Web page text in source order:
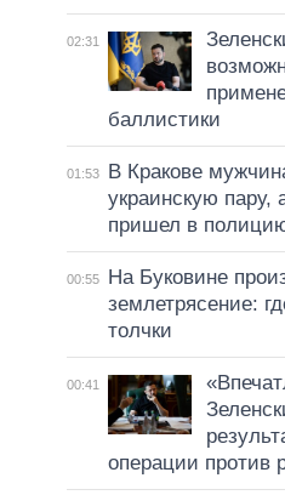
02:31
баллистики
01:53
В Кракове
украинскую пару,
пришел в
00:55
На Буковине
землетрясение:
толчки
00:41
операции против